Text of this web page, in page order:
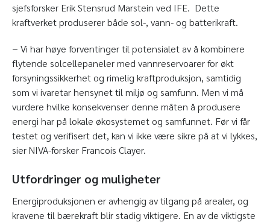
sjefsforsker Erik Stensrud Marstein ved IFE. Dette
kraftverket produserer både sol-, vann- og batterikraft.
− Vi har høye forventinger til potensialet av å kombinere
flytende solcellepaneler med vannreservoarer for økt
forsyningssikkerhet og rimelig kraftproduksjon, samtidig
som vi ivaretar hensynet til miljø og samfunn. Men vi må
vurdere hvilke konsekvenser denne måten å produsere
energi har på lokale økosystemet og samfunnet. Før vi får
testet og verifisert det, kan vi ikke være sikre på at vi lykkes,
sier NIVA-forsker Francois Clayer.
Utfordringer og muligheter
Energiproduksjonen er avhengig av tilgang på arealer, og
kravene til bærekraft blir stadig viktigere. En av de viktigste